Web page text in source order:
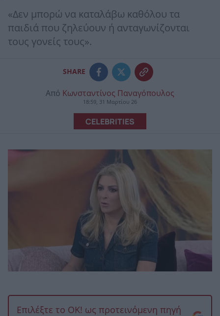
«Δεν μπορώ να καταλάβω καθόλου τα
παιδιά που ζηλεύουν ή ανταγωνίζονται
τους γονείς τους».
SHARE
Από Κωνσταντίνος Παναγόπουλος
18:59, 31 Μαρτίου 26
CELEBRITIES
Επιλέξτε το OK! ως προτεινόμενη πηγή